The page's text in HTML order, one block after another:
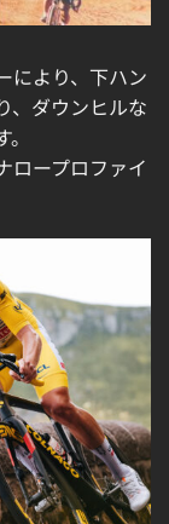
により、下ハン
、ダウンヒルな
ロープロファイ